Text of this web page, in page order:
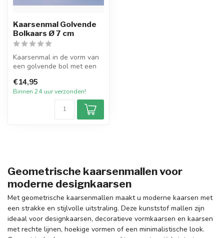
Kaarsenmal Golvende
Bolkaars Ø 7 cm
Kaarsenmal in de vorm van
een golvende bol met een
ku...
€14,95
Binnen 24 uur verzonden!
Geometrische kaarsenmallen voor
moderne designkaarsen
Met geometrische kaarsenmallen maakt u moderne kaarsen met
een strakke en stijlvolle uitstraling. Deze kunststof mallen zijn
ideaal voor designkaarsen, decoratieve vormkaarsen en kaarsen
met rechte lijnen, hoekige vormen of een minimalistische look.